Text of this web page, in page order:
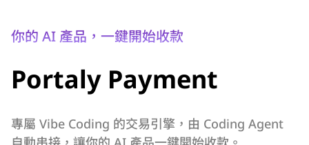
你的 AI 產品，一鍵開始收款
Portaly Payment
專屬 Vibe Coding 的交易引擎，由 Coding Agent